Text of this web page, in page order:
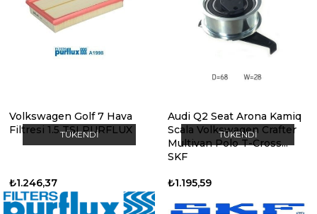
TÜKENDI
Volkswagen Golf 7 Hava
Filtresi 1.5 TSI PURFLUX
₺1.246,37
TÜKENDI
Audi Q2 Seat Arona Kamiq
Scala Volkswagen Crafter
Multivan Polo T-Cross...
SKF
₺1.195,59